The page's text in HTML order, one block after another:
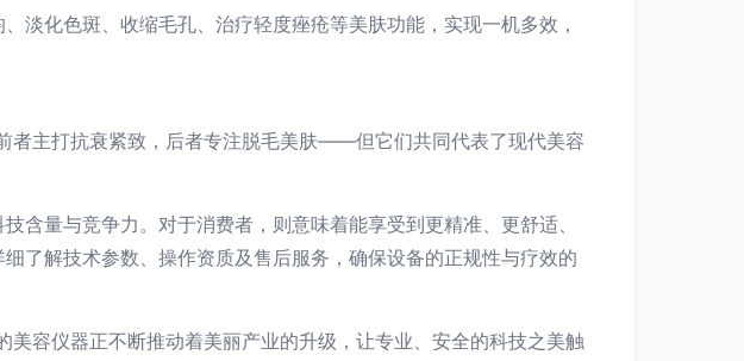
淡化色斑、收缩毛孔、治疗轻度痤疮等美肤功能，实现一机多效，
主打抗衰紧致，后者专注脱毛美肤——但它们共同代表了现代美容
含量与竞争力。对于消费者，则意味着能享受到更精准、更舒适、
了解技术参数、操作资质及售后服务，确保设备的正规性与疗效的
容仪器正不断推动着美丽产业的升级，让专业、安全的科技之美触